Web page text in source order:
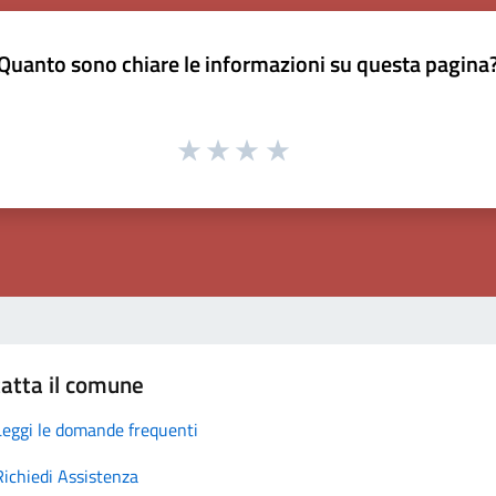
sono chiare le informazioni su questa
il comune
le domande frequenti
Assistenza